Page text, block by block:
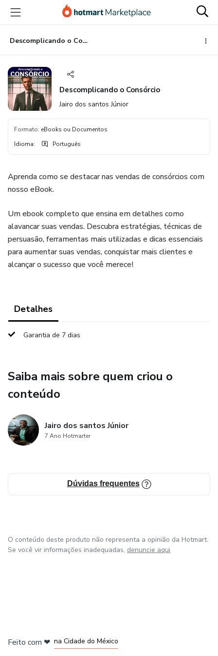
para
conteúdo
principal
para
pagamento
para
rodapé
Descomplicando o Consórcio
Descomplicando o Consórcio
Jairo dos santos Júnior
Formato: eBooks ou Documentos
Idioma: Português
Aprenda como se destacar nas vendas de consórcios com
nosso eBook.
Um ebook completo que ensina em detalhes como
alavancar suas vendas. Descubra estratégias, técnicas de
persuasão, ferramentas mais utilizadas e dicas essenciais
para aumentar suas vendas, conquistar mais clientes e
alcançar o sucesso que você merece!
Detalhes
Garantia de 7 dias
Saiba mais sobre quem criou o
conteúdo
Jairo dos santos Júnior
7 Ano Hotmarter
Dúvidas frequentes
O conteúdo deste produto não representa a opinião da Hotmart.
Se você vir informações inadequadas, denuncie aqui
Feito com ❤ na Cidade do México